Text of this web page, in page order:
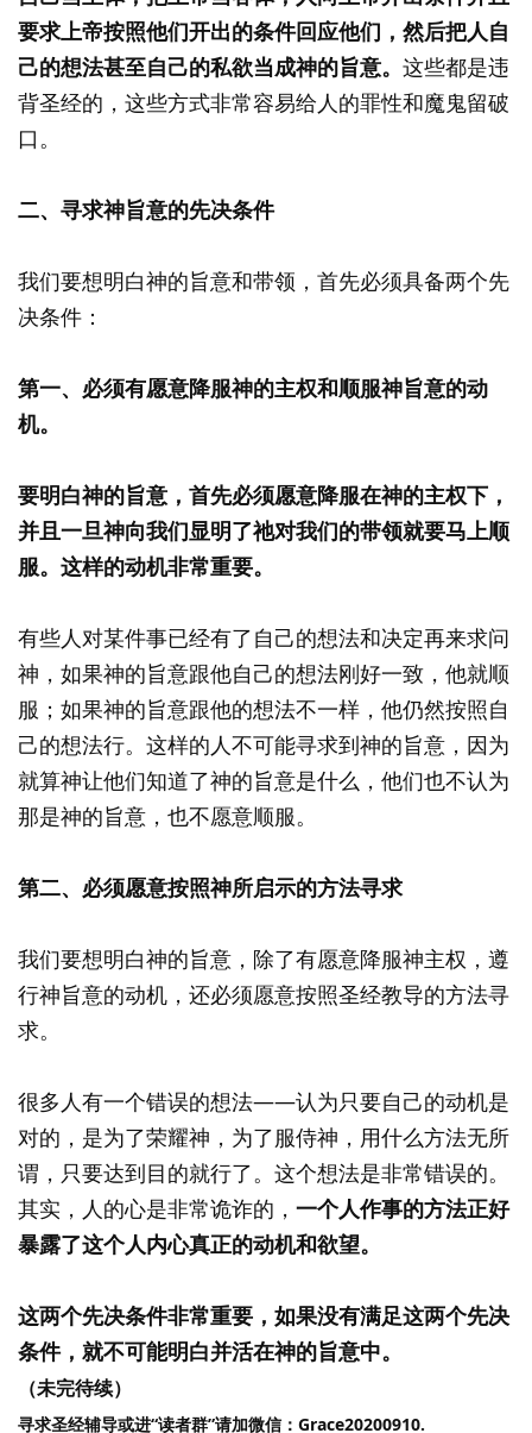
要求上帝按照他们开出的条件回应他们，然后把人自
己的想法甚至自己的私欲当成神的旨意。 这些都是违
背圣经的，这些方式非常容易给人的罪性和魔鬼留破
口。
二、寻求神旨意的先决条件
我们要想明白神的旨意和带领，首先必须具备两个先
决条件：
第一、必须有愿意降服神的主权和顺服神旨意的动
机。
要明白神的旨意，首先必须愿意降服在神的主权下，
并且一旦神向我们显明了祂对我们的带领就要马上顺
服。 这样的动机非常重要。
有些人对某件事已经有了自己的想法和决定再来求问
神，如果神的旨意跟他自己的想法刚好一致，他就顺
服；如果神的旨意跟他的想法不一样，他仍然按照自
己的想法行。这样的人不可能寻求到神的旨意，因为
就算神让他们知道了神的旨意是什么，他们也不认为
那是神的旨意，也不愿意顺服。
第二、必须愿意按照神所启示的方法寻求
我们要想明白神的旨意，除了有愿意降服神主权，遵
行神旨意的动机，还必须愿意按照圣经教导的方法寻
求。
很多人有一个错误的想法——认为只要自己的动机是
对的，是为了荣耀神，为了服侍神，用什么方法无所
谓，只要达到目的就行了。这个想法是非常错误的。
其实，人的心是非常诡诈的， 一个人作事的方法正好
暴露了这个人内心真正的动机和欲望。
这两个先决条件非常重要，如果没有满足这两个先决
条件，就不可能明白并活在神的旨意中。
（未完待续）
寻求圣经辅导或进“读者群”请加微信：Grace20200910.